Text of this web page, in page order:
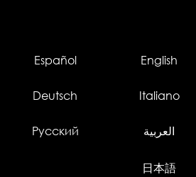
Español English
Deutsch Italiano
Русский العربية
日本語